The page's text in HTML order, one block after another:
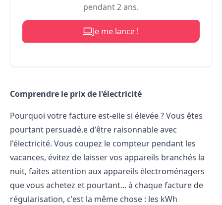
pendant 2 ans.
Je me lance !
Comprendre le prix de l'électricité
Pourquoi votre facture est-elle si élevée ? Vous êtes
pourtant persuadé.e d'être raisonnable avec
l'électricité. Vous coupez le compteur pendant les
vacances, évitez de laisser vos appareils branchés la
nuit, faites attention aux appareils électroménagers
que vous achetez et pourtant... à chaque facture de
régularisation, c'est la même chose : les kWh